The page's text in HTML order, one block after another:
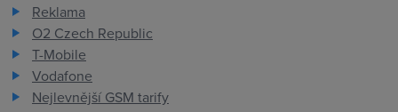
Reklama
O2 Czech Republic
T-Mobile
Vodafone
Nejlevnější GSM tarify